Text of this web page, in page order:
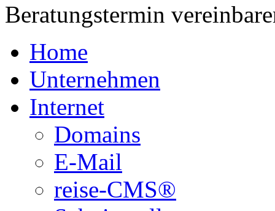
Beratungstermin
Home
Unternehmen
Internet
Domains
E-Mail
reise-CMS®